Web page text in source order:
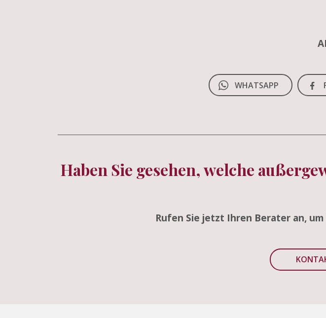
WHATSAPP
Haben Sie gesehen, welche
Rufen Sie jetzt Ihren Berater an,